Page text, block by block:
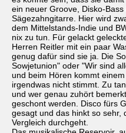
ein neuer Groove, Disko-
Sägezahngitarre. Hier wird
dem Mittelstands-Indie und
nix zu tun. Für gelackt
Herren Reitler mit ein paar
genug dafür sind sie ja. Die
Sowjetunion" oder "Wir sind
und beim Hören kommt
irgendwas nicht stimmt. Zu
und wer genau zuhört
geschont werden. Disco fürs
gesagt und das hinkt so sehr,
Vergleich durchgeht.